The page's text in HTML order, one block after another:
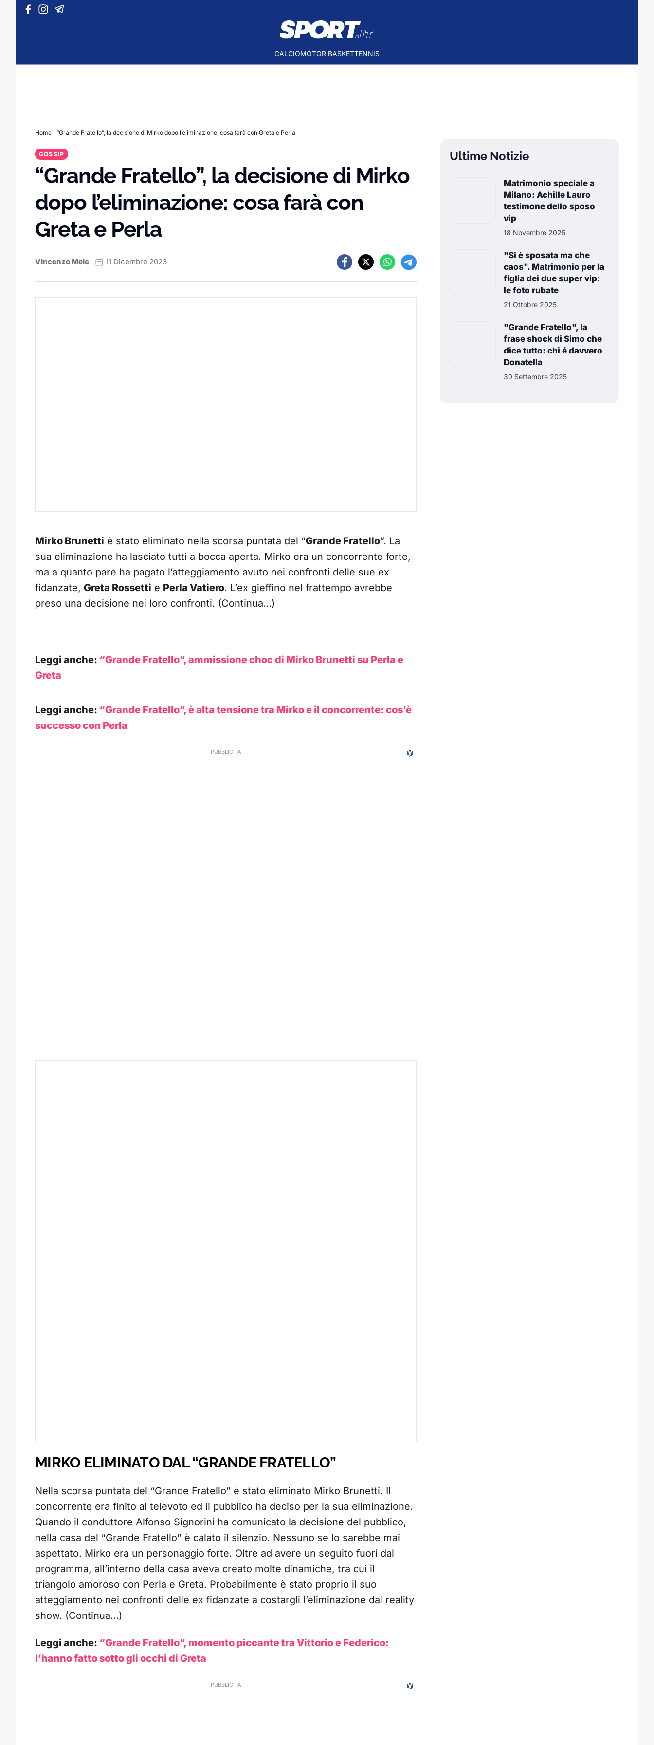
Vai al contenuto
CALCIOMOTORIBASKETTENNIS
Home “Grande Fratello”, la decisione di Mirko dopo l’eliminazione: cosa farà con Greta e Perla
GOSSIP
“Grande Fratello”, la decisione di Mirko
dopo l’eliminazione: cosa farà con
Greta e Perla
Vincenzo Mele 11 Dicembre 2023
Mirko Brunetti è stato eliminato nella scorsa puntata del “Grande Fratello“. La
sua eliminazione ha lasciato tutti a bocca aperta. Mirko era un concorrente forte,
ma a quanto pare ha pagato l’atteggiamento avuto nei confronti delle sue ex
fidanzate, Greta Rossetti e Perla Vatiero. L’ex gieffino nel frattempo avrebbe
preso una decisione nei loro confronti. (Continua…)
Leggi anche: “Grande Fratello”, ammissione choc di Mirko Brunetti su Perla e
Greta
Leggi anche: “Grande Fratello”, è alta tensione tra Mirko e il concorrente: cos’è
successo con Perla
MIRKO ELIMINATO DAL “GRANDE FRATELLO”
Nella scorsa puntata del “Grande Fratello” è stato eliminato Mirko Brunetti. Il
concorrente era finito al televoto ed il pubblico ha deciso per la sua eliminazione.
Quando il conduttore Alfonso Signorini ha comunicato la decisione del pubblico,
nella casa del “Grande Fratello” è calato il silenzio. Nessuno se lo sarebbe mai
aspettato. Mirko era un personaggio forte. Oltre ad avere un seguito fuori dal
programma, all’interno della casa aveva creato molte dinamiche, tra cui il
triangolo amoroso con Perla e Greta. Probabilmente è stato proprio il suo
atteggiamento nei confronti delle ex fidanzate a costargli l’eliminazione dal reality
show. (Continua…)
Leggi anche: “Grande Fratello”, momento piccante tra Vittorio e Federico:
l’hanno fatto sotto gli occhi di Greta
Ultime Notizie
Matrimonio speciale a
Milano: Achille Lauro
testimone dello sposo
vip
18 Novembre 2025
"Si è sposata ma che
caos". Matrimonio per la
figlia dei due super vip:
le foto rubate
21 Ottobre 2025
"Grande Fratello", la
frase shock di Simo che
dice tutto: chi é davvero
Donatella
30 Settembre 2025